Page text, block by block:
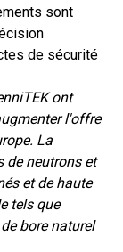
sont
de sécurité
ont
l'offre
La
de neutrons et
et de haute
tels que
bore naturel